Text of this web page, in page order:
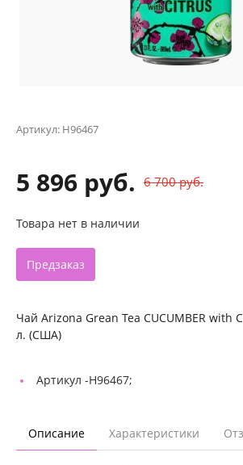
Артикул: Н96467
5 896 руб. 6 700 руб.
Товара нет в наличии
Предзаказ
Чай Arizona Grean Tea CUCUMBER with
л. (США)
Артикул -Н96467;
Описание Характеристики